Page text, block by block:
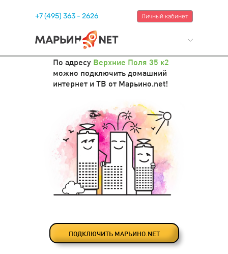
+7 (495) 363 - 2626 Личный кабинет
По адресу Верхние Поля 35 к2
можно подключить домашний
интернет и ТВ от Марьино.net!
ПОДКЛЮЧИТЬ МАРЬИНО.NET